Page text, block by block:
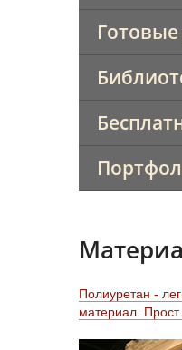
Полиуретан -
материал. Прост